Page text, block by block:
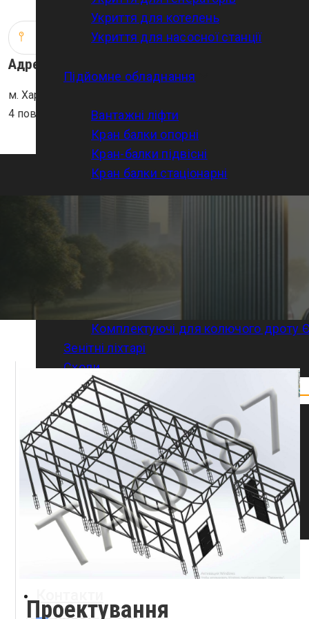
Адреса
м. Харків, вул. Добровольців (Молодої Гвардії), 15/17,
4 поверх, каб. 408
Укриття для котелень
Укриття для насосної станції
Підйомне обладнання
Вантажні ліфти
Кран балки опорні
Кран-балки підвісні
Кран балки стаціонарні
Естакади
Скоба для колючого дроту
Комплектуючі для колючого дроту
Зенітні ліхтарі
Сходи
Послуги
Доставка
Улаштування фундаментів
Монтаж/демонтаж
Відновлювальні роботи
Фарбування конструкцій
Проектування
Розрахунок навантажень
Статті
Галерея
Проектування